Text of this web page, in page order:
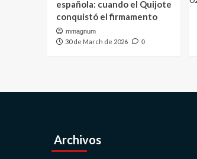
española: cuando el Quijote
conquistó el firmamento
mmagnum
30 de March de 2026 0
Archivos